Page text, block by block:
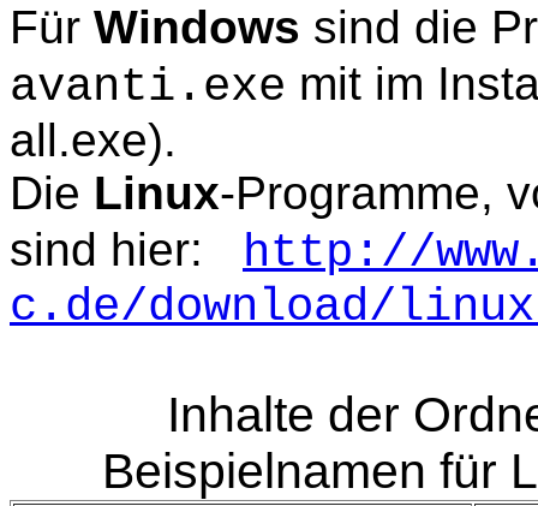
Für Windows sind die
avanti.exe mit im
all.exe).
Die Linux-Programme,
sind hier: http://
c.de/download/
Inhalte der
Beispielnamen für